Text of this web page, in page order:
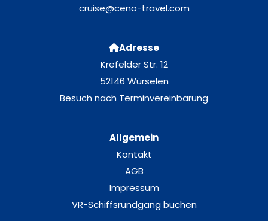
cruise@ceno-travel.com
Adresse
Krefelder Str. 12
52146 Würselen
Besuch nach Terminvereinbarung
Allgemein
Kontakt
AGB
Impressum
VR-Schiffsrundgang buchen